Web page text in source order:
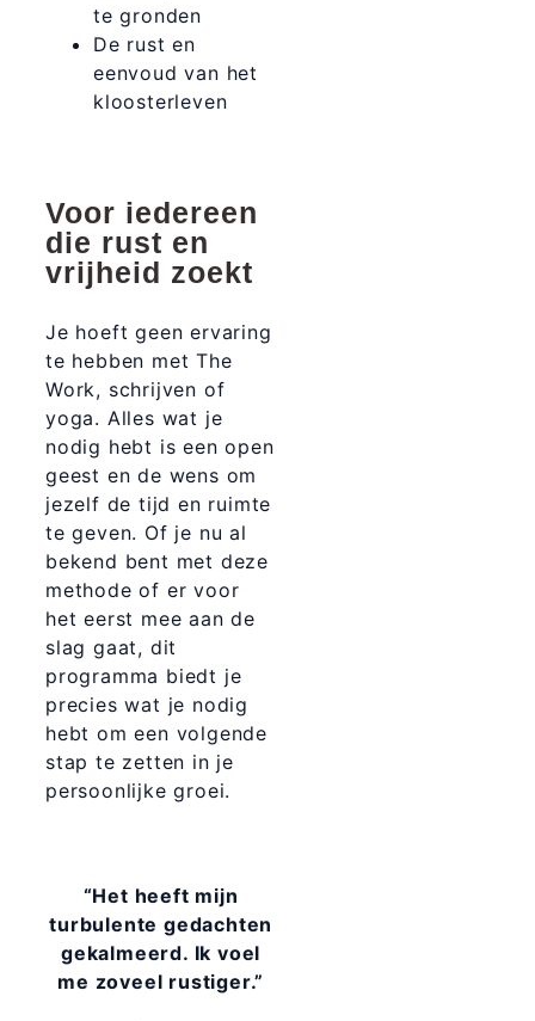
te gronden
De rust en
eenvoud van het
kloosterleven
Voor iedereen
die rust en
vrijheid zoekt
Je hoeft geen ervaring
te hebben met The
Work, schrijven of
yoga. Alles wat je
nodig hebt is een open
geest en de wens om
jezelf de tijd en ruimte
te geven. Of je nu al
bekend bent met deze
methode of er voor
het eerst mee aan de
slag gaat, dit
programma biedt je
precies wat je nodig
hebt om een volgende
stap te zetten in je
persoonlijke groei.
“Het heeft mijn
turbulente gedachten
gekalmeerd. Ik voel
me zoveel rustiger.”